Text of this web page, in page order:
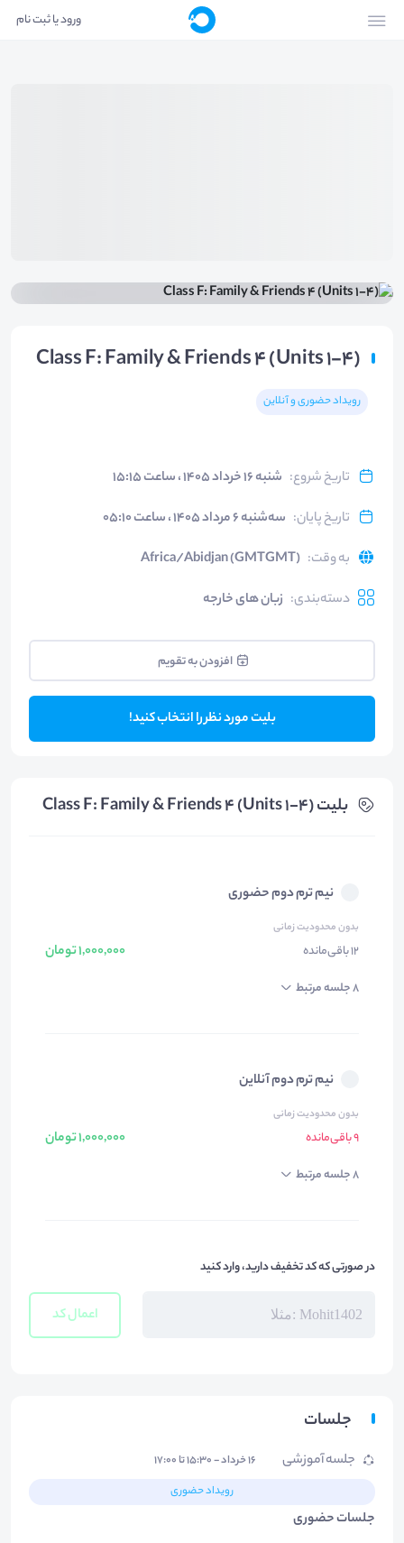
ورود یا ثبت نام
Class F: Family & Friends 4 (Units 1-4)
رویداد حضوری و آنلاین
تاریخ شروع: شنبه ۱۶ خرداد ۱۴۰۵ ، ساعت ۱۵:۱۵
تاریخ پایان: سه‌شنبه ۶ مرداد ۱۴۰۵ ، ساعت ۰۵:۱۰
به وقت:
Africa/Abidjan (GMTGMT)
دسته‌بندی: زبان های خارجه
افزودن به تقویم
بلیت مورد نظر را انتخاب کنید!
بلیت‌ Class F: Family & Friends 4 (Units 1-4)
نیم ترم دوم حضوری
بدون محدودیت زمانی
12 باقی‌مانده 1,000,000 تومان
8 جلسه مرتبط
نیم ترم دوم آنلاین
بدون محدودیت زمانی
9 باقی‌مانده 1,000,000 تومان
8 جلسه مرتبط
در صورتی که کد تخفیف دارید، وارد کنید
اعمال کد
جلسات
جلسه آموزشی
۱۶ خرداد - ۱۵:۳۰ تا ۱۷:۰۰
رویداد حضوری
جلسات حضوری